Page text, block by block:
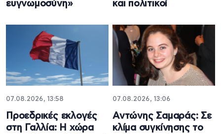
ευγνωμοσύνη»
και πολιτικοί
07.08.2026, 13:58
Προεδρικές εκλογές
στη Γαλλία: Η χώρα
07.08.2026, 13:06
Αντώνης Σαμαράς: Σε
κλίμα συγκίνησης το